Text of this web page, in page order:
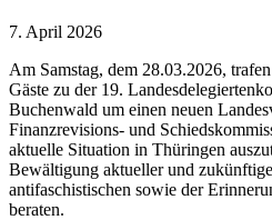
7. April 2026
Am Samstag, dem 28.03.2026,
Gäste zu der 19.
Buchenwald um einen neuen
Finanzrevisions- und
aktuelle Situation in Thüringen
Bewältigung aktueller und
antifaschistischen sowie der
beraten.